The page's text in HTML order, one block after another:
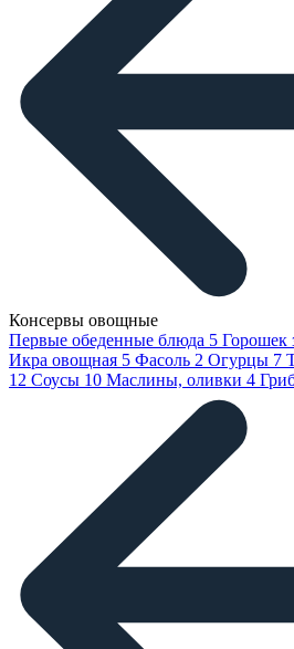
Консервы овощные
Первые обеденные блюда 5 Горошек
Икра овощная 5 Фасоль 2 Огурцы 7
12 Соусы 10 Маслины, оливки 4